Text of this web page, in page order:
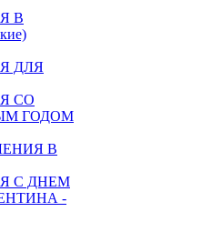
В
ДЛЯ
СО
ГОДОМ
В
С ДНЕМ
-